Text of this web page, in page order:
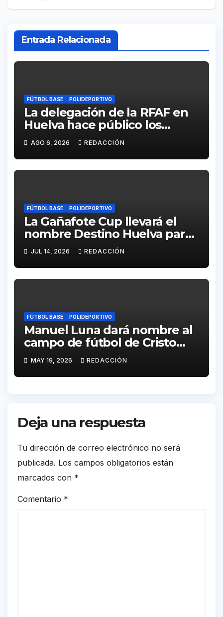
Entrada Relacionada
FÚTBOL BASE POLIDEPORTIVO
La delegación de la RFAF en
Huelva hace público los
calendarios de la categoría
juvenil
AGO 6, 2026 REDACCIÓN
FÚTBOL BASE POLIDEPORTIVO
La Gañafote Cup llevará el
nombre Destino Huelva para
reforzar la proyección
internacional de la provincia
JUL 14, 2026 REDACCIÓN
FÚTBOL BASE POLIDEPORTIVO
Manuel Luna dará nombre al
campo de fútbol de Cristo
Pobre
MAY 19, 2026 REDACCIÓN
Deja una respuesta
Tu dirección de correo electrónico no será
publicada. Los campos obligatorios están
marcados con *
Comentario *